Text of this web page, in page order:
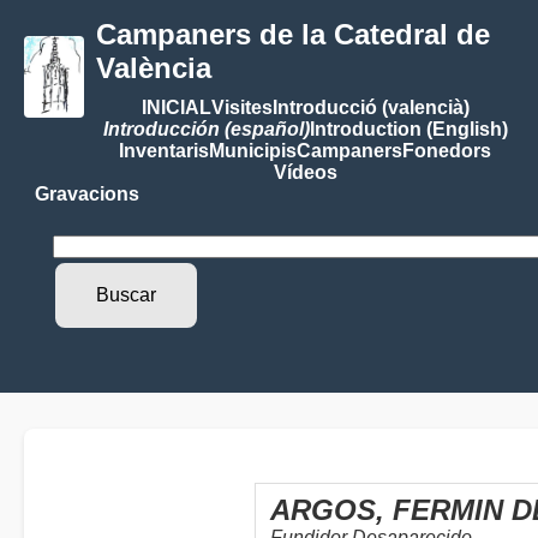
Campaners de la Catedral de
València
INICIALVisitesIntroducció (valencià)
Introducción (español)Introduction (English)
InventarisMunicipisCampanersFonedors
Vídeos
Gravacions
ARGOS, FERMIN